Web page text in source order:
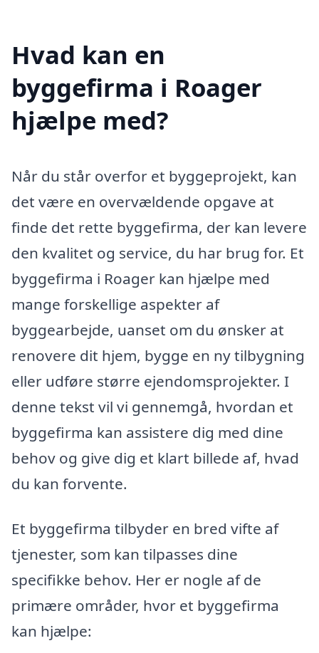
Hvad kan en
byggefirma i Roager
hjælpe med?
Når du står overfor et byggeprojekt, kan
det være en overvældende opgave at
finde det rette byggefirma, der kan levere
den kvalitet og service, du har brug for. Et
byggefirma i Roager kan hjælpe med
mange forskellige aspekter af
byggearbejde, uanset om du ønsker at
renovere dit hjem, bygge en ny tilbygning
eller udføre større ejendomsprojekter. I
denne tekst vil vi gennemgå, hvordan et
byggefirma kan assistere dig med dine
behov og give dig et klart billede af, hvad
du kan forvente.
Et byggefirma tilbyder en bred vifte af
tjenester, som kan tilpasses dine
specifikke behov. Her er nogle af de
primære områder, hvor et byggefirma
kan hjælpe: